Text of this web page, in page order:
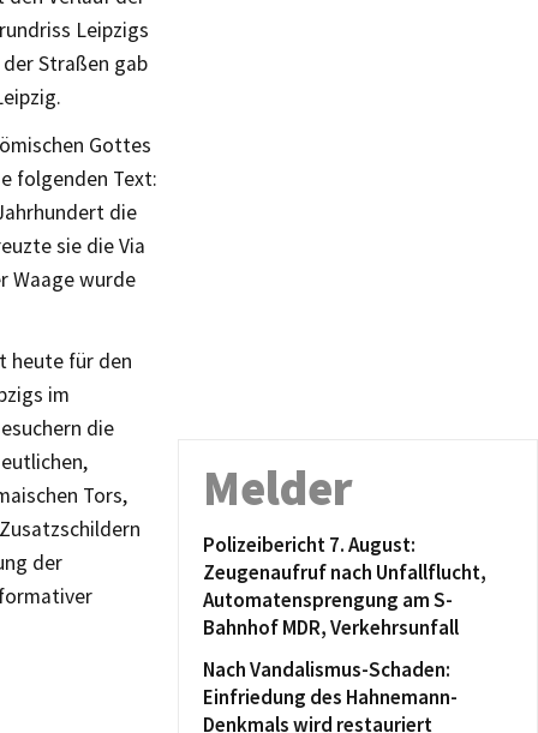
Leipzigs
Straßen gab
Gottes
folgenden Text:
die
sie die Via
Waage wurde
heute für den
im
die
Tors,
der
Melder
Polizeibericht 7. August:
Zeugenaufruf nach Unfallflucht,
Automatensprengung am S-
Bahnhof MDR, Verkehrsunfall
Nach Vandalismus-Schaden:
Einfriedung des Hahnemann-
Denkmals wird restauriert